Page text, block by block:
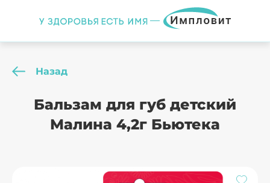
Назад
Бальзам для губ детский
Малина 4,2г Бьютека